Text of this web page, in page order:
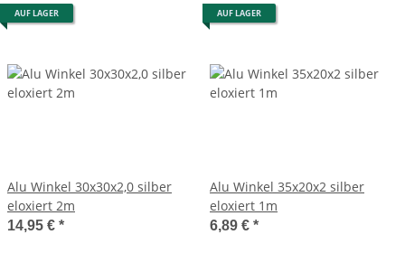
AUF LAGER
Alu Winkel 30x30x2,0 silber
eloxiert 2m
14,95 € *
AUF LAGER
Alu Winkel 35x20x2 silber
eloxiert 1m
6,89 € *